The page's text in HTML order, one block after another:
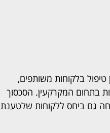
בלקוחות משותפים,
בתחום המקרקעין. הסכסוך
גם ביחס ללקוחות שלטענת